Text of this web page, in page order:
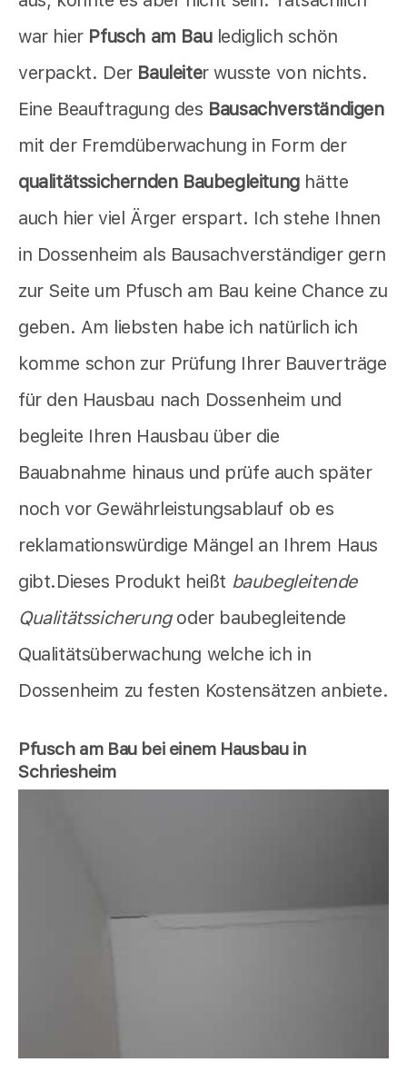
war hier Pfusch am Baulediglich schön
verpackt. Der Bauleiter wusste von nichts.
Eine Beauftragung des Bausachverständigen
mit der Fremdüberwachung in Form der
qualitätssichernden Baubegleitunghätte
auch hier viel Ärger erspart. Ich stehe Ihnen
in Dossenheim als Bausachverständiger gern
zur Seite um Pfusch am Bau keine Chance zu
geben. Am liebsten habe ich natürlich ich
komme schon zur Prüfung Ihrer Bauverträge
für den Hausbau nach Dossenheim und
begleite Ihren Hausbau über die
Bauabnahme hinaus und prüfe auch später
noch vor Gewährleistungsablauf ob es
reklamationswürdige Mängel an Ihrem Haus
gibt.Dieses Produkt heißt baubegleitende
Qualitätssicherung oder baubegleitende
Qualitätsüberwachung welche ich in
Dossenheim zu festen Kostensätzen anbiete.
Pfusch am Bau bei einem Hausbau in
Schriesheim